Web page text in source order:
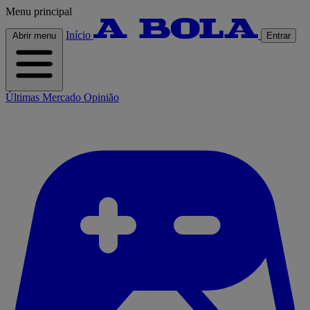
Menu principal
Abrir menu Início Entrar
Últimas Mercado Opinião